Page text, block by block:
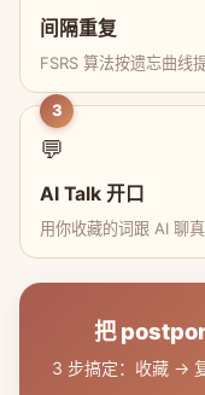
间隔重复
FSRS 算法按遗忘曲线
3
💬
AI Talk 开口
用你收藏的词跟 AI 聊
把
3 步搞定：收藏 →